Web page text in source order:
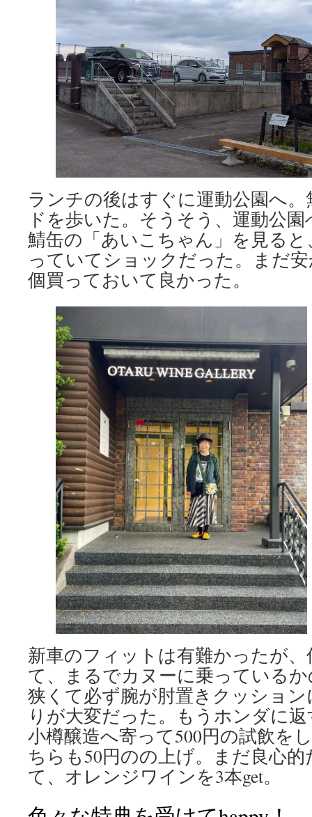
ランチの後はすぐに運動公園へ
ドを歩いた。そうそう、運動公
鯖缶の「あいこちゃん」を見る
っていてショックだった。まだ
個買っておいて良かった。
新車のフィットは有難かったが
て、まるでカヌーに乗っている
狭くて必ず腕が肘置きクッショ
りが大変だった。もうホンダに
小樽醸造へ寄って500円の試飲を
ちらも50円のの上げ。まだ良心
て、オレンジワインを3本get。